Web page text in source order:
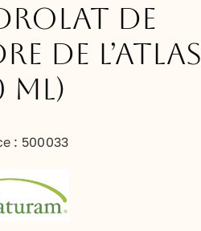
de
de l’Atlas
ml)
: 500033